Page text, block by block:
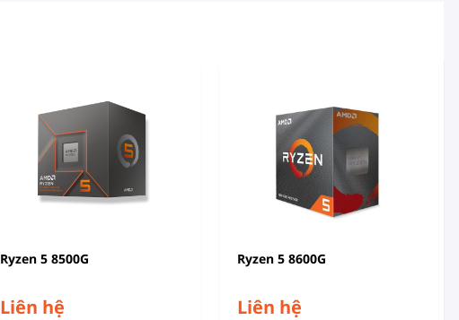
Ryzen 5 8500G
Liên hệ
Ryzen 5 8600G
Liên hệ